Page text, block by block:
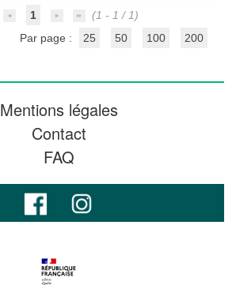
1
(1 - 1 / 1)
Par page :
25 50 100 200
Mentions légales
Contact
FAQ